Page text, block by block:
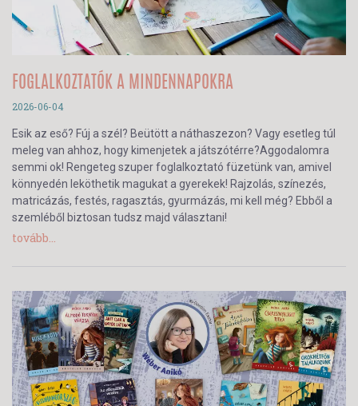
FOGLALKOZTATÓK A MINDENNAPOKRA
2026-06-04
Esik az eső? Fúj a szél? Beütött a náthaszezon? Vagy esetleg túl
meleg van ahhoz, hogy kimenjetek a játszótérre?Aggodalomra
semmi ok! Rengeteg szuper foglalkoztató füzetünk van, amivel
könnyedén leköthetik magukat a gyerekek! Rajzolás, színezés,
matricázás, festés, ragasztás, gyurmázás, mi kell még? Ebből a
szemléből biztosan tudsz majd választani!
tovább...